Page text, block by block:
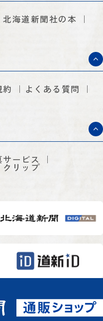
北海道新聞社の本
よくある質問
ービス
クリップ